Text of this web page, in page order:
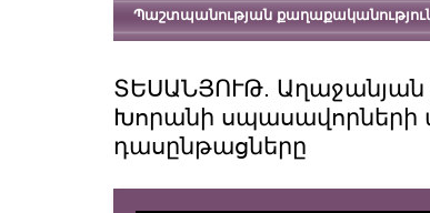
Պաշտպանության
ՏԵՍԱՆՅՈՒԹ. Աղաջանյան
Խորանի
դասընթացները